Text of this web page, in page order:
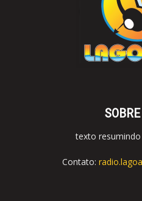
texto
Contato: